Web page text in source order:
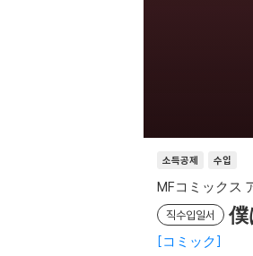
소득공제 수입
MFコミックス
직수입일서
コミック